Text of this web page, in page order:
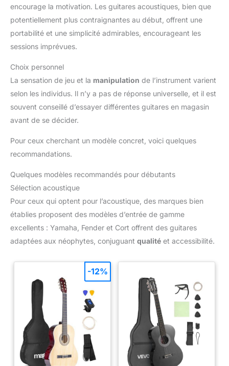
encourage la motivation. Les guitares acoustiques, bien que
potentiellement plus contraignantes au début, offrent une
portabilité et une simplicité admirables, encourageant les
sessions imprévues.
Choix personnel
La sensation de jeu et la manipulation de l’instrument varient
selon les individus. Il n’y a pas de réponse universelle, et il est
souvent conseillé d’essayer différentes guitares en magasin
avant de se décider.
Pour ceux cherchant un modèle concret, voici quelques
recommandations.
Quelques modèles recommandés pour débutants
Sélection acoustique
Pour ceux qui optent pour l’acoustique, des marques bien
établies proposent des modèles d’entrée de gamme
excellents : Yamaha, Fender et Cort offrent des guitares
adaptées aux néophytes, conjuguant qualité et accessibilité.
-12%